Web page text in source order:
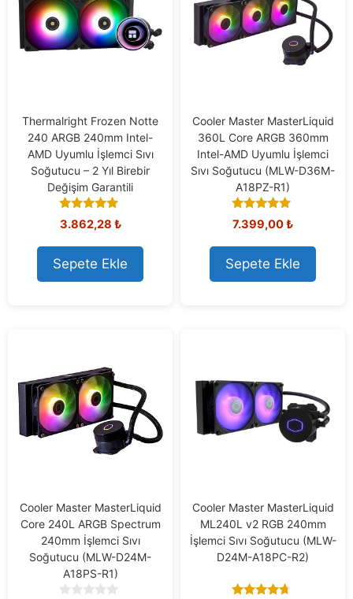
Thermalright Frozen Notte
240 ARGB 240mm Intel-
AMD Uyumlu İşlemci Sıvı
Soğutucu – 2 Yıl Birebir
Değişim Garantili
5.00
out of 5
3.862,28 ₺
Sepete Ekle
Cooler Master MasterLiquid
360L Core ARGB 360mm
Intel-AMD Uyumlu İşlemci
Sıvı Soğutucu (MLW-D36M-
A18PZ-R1)
5.00
out of 5
7.399,00₺
Sepete Ekle
Cooler Master MasterLiquid
Core 240L ARGB Spectrum
240mm İşlemci Sıvı
Soğutucu (MLW-D24M-
A18PS-R1)
Cooler Master MasterLiquid
ML240L v2 RGB 240mm
İşlemci Sıvı Soğutucu (MLW-
D24M-A18PC-R2)